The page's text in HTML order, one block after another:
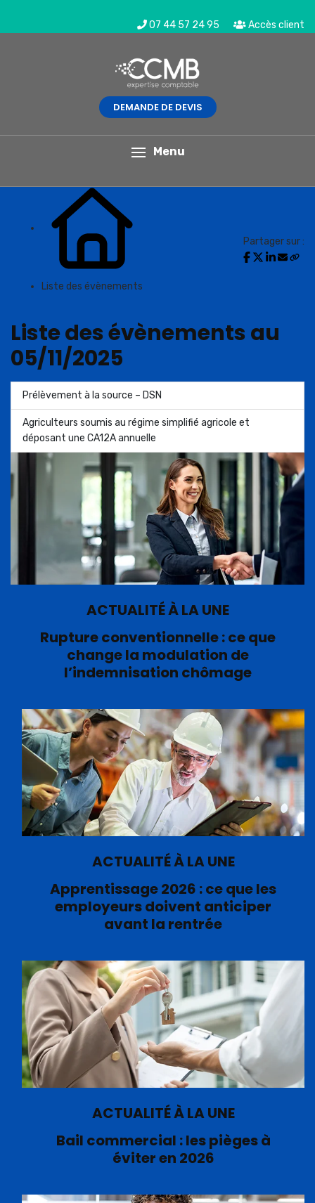
07 44 57 24 95 Accès client
DEMANDE DE DEVIS
Menu
L'actualité du mois
Liste des évènements
Partager sur :
Liste des évènements au
05/11/2025
Prélèvement à la source – DSN
Agriculteurs soumis au régime simplifié agricole et
déposant une CA12A annuelle
ACTUALITÉ À LA UNE
Rupture conventionnelle : ce que
change la modulation de
l’indemnisation chômage
ACTUALITÉ À LA UNE
Apprentissage 2026 : ce que les
employeurs doivent anticiper
avant la rentrée
ACTUALITÉ À LA UNE
Bail commercial : les pièges à
éviter en 2026